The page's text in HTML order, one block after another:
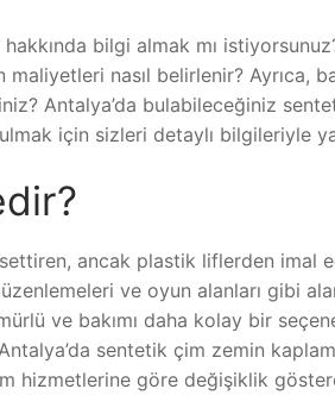
bilgi almak mı
nasıl belirlenir? Ayrıca,
Antalya’da bulabileceğiniz
için sizleri detaylı bilgileriyle
ancak plastik liflerden imal
ve oyun alanları gibi
ve bakımı daha kolay bir
sentetik çim zemin
hizmetlerine göre değişiklik